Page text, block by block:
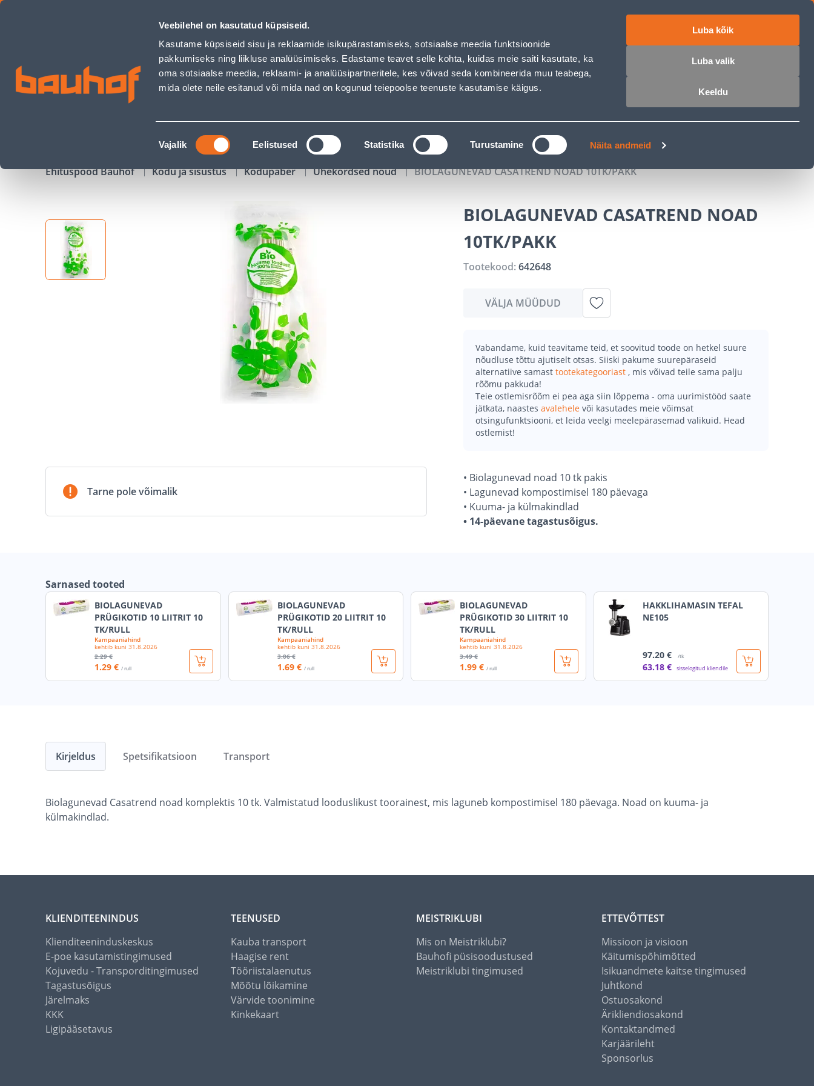
Veebilehel on kasutatud küpsiseid.
Kasutame küpsiseid sisu ja reklaamide isikupärastamiseks, sotsiaalse meedia funktsioonide
pakkumiseks ning liikluse analüüsimiseks. Edastame teavet selle kohta, kuidas meie saiti kasutate, ka
oma sotsiaalse meedia, reklaami- ja analüüsipartneritele, kes võivad seda kombineerida muu teabega,
mida olete neile esitanud või mida nad on kogunud teiepoolse teenuste kasutamise käigus.
Nõusoleku
valik
Vajalik Eelistused Statistika Turustamine Näita andmeid
Luba kõik
Luba valik
Keeldu
BIOLAGUNEVAD CASATREND NOAD 10TK/PAKK - Bauhof has loaded
Äriklienditeenindus Klienditeenindus Teenused Karjäärileht
OTSI Logi sisse
KAMPAANIAD KATALOOGID TÖÖRIISTALAENUTUS JÄRELMAKS
Ehituspood Bauhof Kodu ja sisustus Kodupaber Ühekordsed nõud BIOLAGUNEVAD CASATREND NOAD 10TK/PAKK
Tarne pole võimalik
BIOLAGUNEVAD CASATREND NOAD
10TK/PAKK
Tootekood:642648
VÄLJA MÜÜDUD
Vabandame, kuid teavitame teid, et soovitud toode on hetkel suure
nõudluse tõttu ajutiselt otsas. Siiski pakume suurepäraseid
alternatiive samast tootekategooriast , mis võivad teile sama palju
rõõmu pakkuda!
Teie ostlemisrõõm ei pea aga siin lõppema - oma uurimistööd saate
jätkata, naastes avalehele või kasutades meie võimsat
otsingufunktsiooni, et leida veelgi meelepärasemad valikuid. Head
ostlemist!
• Biolagunevad noad 10 tk pakis
• Lagunevad kompostimisel 180 päevaga
• Kuuma- ja külmakindlad
• 14-päevane tagastusõigus.
Sarnased tooted
BIOLAGUNEVAD
PRÜGIKOTID 10 LIITRIT 10
TK/RULL
Kampaaniahind
kehtib kuni 31.8.2026
2.29 €
1.29 € / rull
BIOLAGUNEVAD
PRÜGIKOTID 20 LIITRIT 10
TK/RULL
Kampaaniahind
kehtib kuni 31.8.2026
3.06 €
1.69 € / rull
BIOLAGUNEVAD
PRÜGIKOTID 30 LIITRIT 10
TK/RULL
Kampaaniahind
kehtib kuni 31.8.2026
3.49 €
1.99 € / rull
HAKKLIHAMASIN TEFAL
NE105
97.20 € /tk
63.18 € sisselogitud kliendile
Kirjeldus
Biolagunevad Casatrend noad komplektis 10 tk. Valmistatud looduslikust toorainest, mis laguneb kompostimisel 180 päevaga. Noad on kuuma- ja
külmakindlad.
Spetsifikatsioon Transport
KLIENDITEENINDUS
Klienditeeninduskeskus
E-poe kasutamistingimused
Kojuvedu - Transporditingimused
Tagastusõigus
Järelmaks
KKK
Ligipääsetavus
TEENUSED
Kauba transport
Haagise rent
Tööriistalaenutus
Mõõtu lõikamine
Värvide toonimine
Kinkekaart
MEISTRIKLUBI
Mis on Meistriklubi?
Bauhofi püsisoodustused
Meistriklubi tingimused
ETTEVÕTTEST
Missioon ja visioon
Käitumispõhimõtted
Isikuandmete kaitse tingimused
Juhtkond
Ostuosakond
Ärikliendiosakond
Kontaktandmed
Karjäärileht
Sponsorlus